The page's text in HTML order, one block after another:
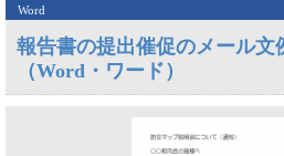
Word
報告書の提出催促のメール文
（Word・ワード）